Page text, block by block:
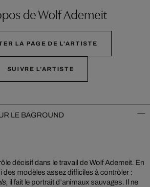
de Wolf Ademeit
LA PAGE DE L'ARTISTE
SUIVRE L'ARTISTE
LE BAGROUND
décisif dans le travail de Wolf Ademeit. En
des modèles assez difficiles à contrôler :
, il fait le portrait d’animaux sauvages. Il ne